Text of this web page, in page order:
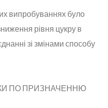
випробуваннях було
рівня цукру в
зі змінами способу
ПО ПРИЗНАЧЕННЮ